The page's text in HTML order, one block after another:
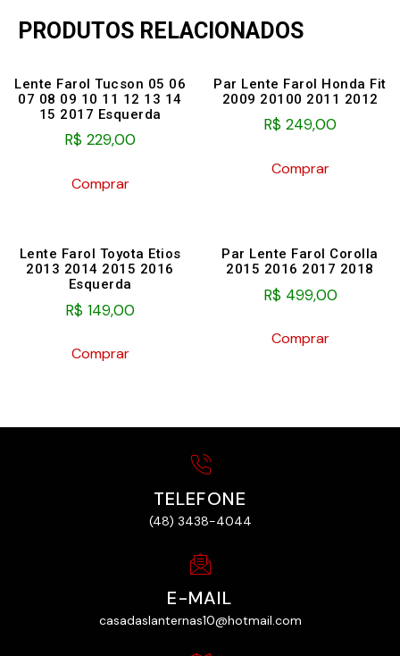
PRODUTOS RELACIONADOS
Lente Farol Tucson 05 06
07 08 09 10 11 12 13 14
15 2017 Esquerda
R$ 229,00
Comprar
Par Lente Farol Honda Fit
2009 20100 2011 2012
R$ 249,00
Comprar
Lente Farol Toyota Etios
2013 2014 2015 2016
Esquerda
R$ 149,00
Comprar
Par Lente Farol Corolla
2015 2016 2017 2018
R$499,00
Comprar
TELEFONE
(48) 3438-4044
E-MAIL
casadaslanternas10@hotmail.com